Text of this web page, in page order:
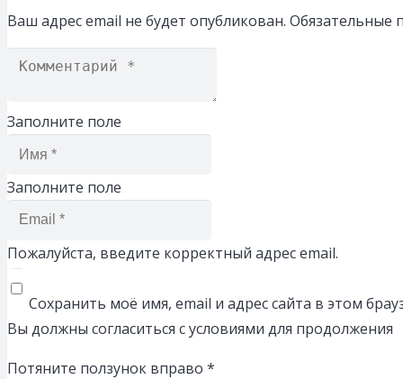
Ваш адрес email не будет опубликован. Обязательные
Заполните поле
Заполните поле
Пожалуйста, введите корректный адрес email.
Сохранить моё имя, email и адрес сайта в этом
Вы должны согласиться с условиями для продолжения
Потяните ползунок вправо *